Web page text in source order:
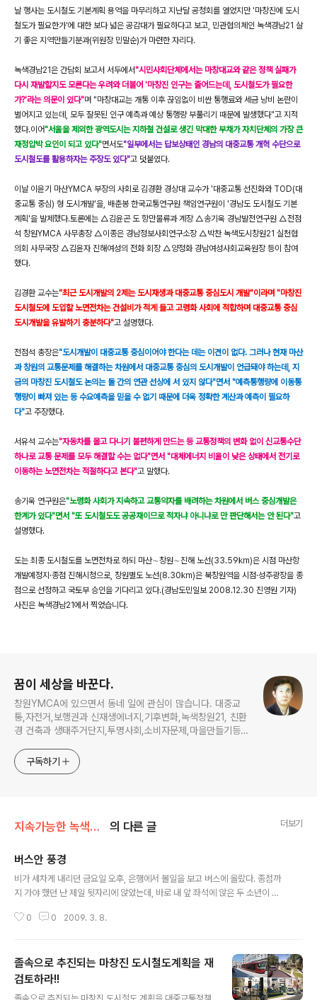
날 행사는 도시철도 기본계획 용역을 마무리하고 지난달 공청회를 열었지만 '마창진에 도시
철도가 필요한가'에 대한 보다 넓은 공감대가 필요하다고 보고, 민관협의체인 녹색경남21 살
기 좋은 지역만들기분과(위원장 민말순)가 마련한 자리다.
녹색경남21은 간담회 보고서 서두에서"시민사회단체에서는 마창대교와 같은 정책 실패가
다시 재발할지도 모른다는 우려와 더불어 '마창진 인구는 줄어드는데, 도시철도가 필요한
가?'라는 의문이 있다"며 "마창대교는 개통 이후 끊임없이 비싼 통행료와 세금 낭비 논란이
벌어지고 있는데, 모두 잘못된 인구 예측과 예상 통행량 부풀리기 때문에 발생했다"고 지적
했다.이어"서울을 제외한 광역도시는 지하철 건설로 생긴 막대한 부채가 자치단체의 가장 큰
재정압박 요인이 되고 있다"면서도"일부에서는 답보상태인 경남의 대중교통 개혁 수단으로
도시철도를 활용하자는 주장도 있다"고 덧붙였다.
이날 이윤기 마산YMCA 부장의 사회로 김경환 경상대 교수가 '대중교통 선진화와 TOD(대
중교통 중심) 형 도시개발'을, 배춘봉 한국교통연구원 책임연구원이 '경남도 도시철도 기본
계획'을 발제했다.토론에는 △김윤곤 도 항만물류과 계장 △송기욱 경남발전연구원 △전점
석 창원YMCA 사무총장 △이종은 경남정보사회연구소장 △박찬 녹색도시창원21 실천협
의회 사무국장 △김윤자 진해여성의 전화 회장 △양정화 경남여성사회교육원장 등이 참여
했다.
김경환 교수는"최근 도시개발의 2제는 도시재생과 대중교통 중심도시 개발"이라며 "마창진
도시철도에 도입할 노면전차는 건설비가 적게 들고 고령화 사회에 적합하며 대중교통 중심
도시개발을 유발하기 충분하다"고 설명했다.
전점석 총장은"도시개발이 대중교통 중심이어야 한다는 데는 이견이 없다. 그러나 현재 마산
과 창원의 교통문제를 해결하는 차원에서 대중교통 중심의 도시개발이 언급돼야 하는데, 지
금의 마창진 도시철도 논의는 둘 간의 연관 선상에 서 있지 않다"면서 "예측통행량에 이동통
행량이 빠져 있는 등 수요예측을 믿을 수 없기 때문에 더욱 정확한 계산과 예측이 필요하
다"고 주장했다.
서유석 교수는"자동차를 몰고 다니기 불편하게 만드는 등 교통정책의 변화 없이 신교통수단
하나로 교통 문제를 모두 해결할 수는 없다"면서 "대체에너지 비율이 낮은 상태에서 전기로
이동하는 노면전차는 적절하다고 본다"고 말했다.
송기욱 연구원은"노령화 사회가 지속하고 교통약자를 배려하는 차원에서 버스 중심개발은
한계가 있다"면서 "또 도시철도도 공공재이므로 적자냐 아니냐로 만 판단해서는 안 된다"고
설명했다.
도는 최종 도시철도를 노면전차로 하되 마산∼창원∼진해 노선(33.59㎞)은 시점 마산항
개발예정지·종점 진해시청으로, 창원별도 노선(8.30㎞)은 북창원역을 시점·성주광장을 종
점으로 선정하고 국토부 승인을 기다리고 있다.(경남도민일보 2008.12.30 진영원 기자)
사진은 녹색경남21에서 찍었습니다.
꿈이 세상을 바꾼다.
창원YMCA에 있으면서 동네 일에 관심이 많습니다. 대중교
통,자전거,보행권과 신재생에너지,기후변화,녹색창원21, 친환
경 건축과 생태주거단지,투명사회,소비자문제,마을만들기등...
구독하기
지속가능한 녹색교통 의 다른 글 더보기
버스안 풍경
비가 세차게 내리던 금요일 오후, 은행에서 볼일을 보고 버스에 올랐다. 종점까
지 가야 했던 난 제일 뒷자리에 앉았는데, 바로 내 앞 좌석에 앉은 두 소년이 시
그제서야 조용해 졌다. 몇 정거장 지나 할머니 한 분이 힘겹게 차에 올랐다. 뒤따
내리려면 멀었는데. 벌써 내리나?' 싶어 괜한 궁금함에 소년을 지켜 봤다. 소년
은 앞으로 가 할머니를 모셔 오더니 자신이 앉았던 자리를 내드렸다. 할머니는
자리에 앉자 마자 보따리에 무언가를 꺼내 소년의 손에 쥐어 주었다. "딸이 사 ..
0 0 2009. 3. 8.
졸속으로 추진되는 마창진 도시철도계획을 재
검토하라!!